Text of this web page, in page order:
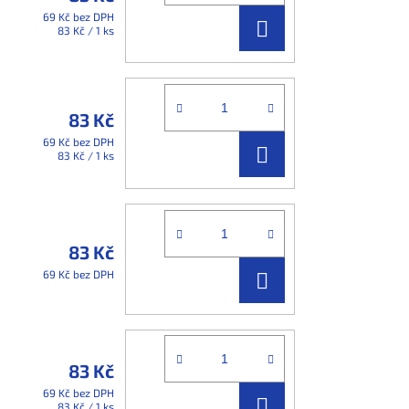
69 Kč bez DPH
Měrná
83 Kč / 1 ks
KOŠÍKU
83 Kč
69 Kč bez DPH
Měrná
83 Kč / 1 ks
KOŠÍKU
83 Kč
69 Kč bez DPH
KOŠÍKU
83 Kč
69 Kč bez DPH
Měrná